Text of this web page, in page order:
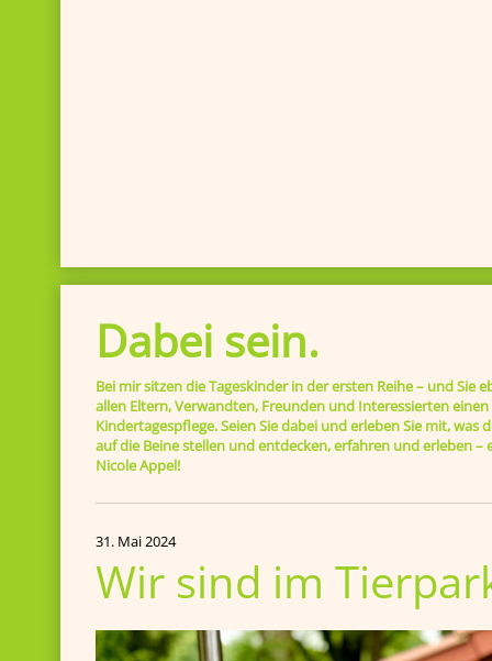
Dabei sein.
Bei mir sitzen die Tageskinder in der ersten Reihe – und Sie
allen Eltern, Verwandten, Freunden und Interessierten
Kindertagespflege. Seien Sie dabei und erleben Sie mit, was
auf die Beine stellen und entdecken, erfahren und erleben
Nicole Appel!
31. Mai 2024
Wir sind im